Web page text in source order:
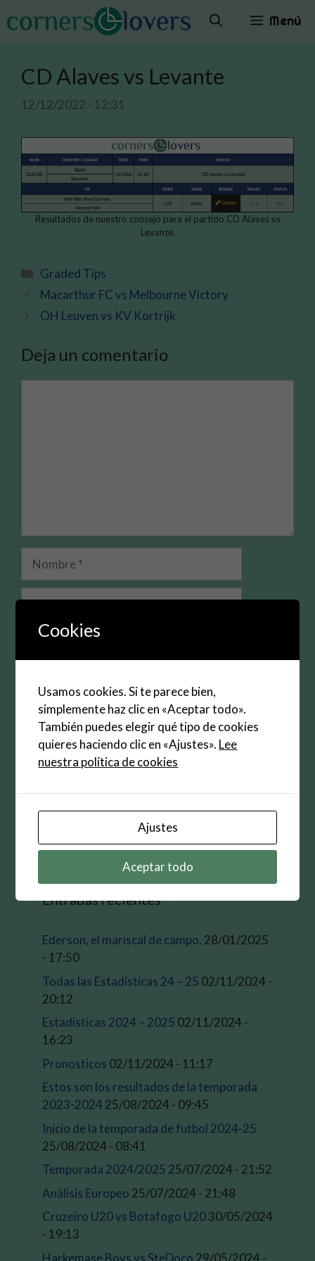
al
Menú
CD Alaves vs Levante
12/12/2022 - 12:31
Resultados de nuestro consejo para el partido CD Alaves vs
Levante.
Categorías
Graded Tips
Macarthur FC vs Melbourne Victory
OH Leuven vs KV Kortrijk
Deja un comentario
Web
este navegador para la próxima vez que
comente.
Buscar:
Entradas recientes
Ederson, el mariscal de campo. 28/01/2025
- 17:50
Todas las Estadísticas 24 – 25 02/11/2024 -
20:12
Estadísticas 2024 – 2025 02/11/2024 -
16:23
Pronosticos 02/11/2024 - 11:17
Estos son los resultados de la temporada
2023-2024 25/08/2024 - 09:45
Inicio de la temporada de futbol 2024-25
25/08/2024 - 08:41
Temporada 2024/2025 25/07/2024 - 21:52
Análisis Europeo 25/07/2024 - 21:48
Cruzeiro U20 vs Botafogo U2030/05/2024
- 19:13
Harkemase Boys vs SteDoco 29/05/2024 -
Cookies
Usamos cookies. Si te parece bien,
simplemente haz clic en «Aceptar todo».
También puedes elegir qué tipo de cookies
quieres haciendo clic en «Ajustes». Lee
nuestra política de cookies
Ajustes
Aceptar todo